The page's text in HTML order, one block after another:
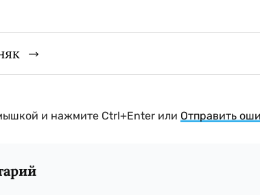
и нажмите Ctrl+Enter или Отправить